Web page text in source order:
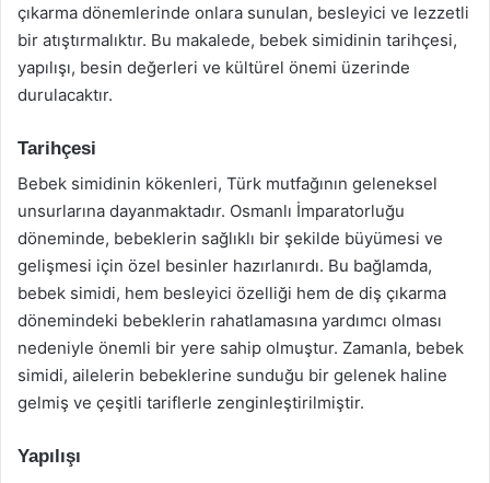
çıkarma dönemlerinde onlara sunulan, besleyici ve lezzetli
bir atıştırmalıktır. Bu makalede, bebek simidinin tarihçesi,
yapılışı, besin değerleri ve kültürel önemi üzerinde
durulacaktır.
Tarihçesi
Bebek simidinin kökenleri, Türk mutfağının geleneksel
unsurlarına dayanmaktadır. Osmanlı İmparatorluğu
döneminde, bebeklerin sağlıklı bir şekilde büyümesi ve
gelişmesi için özel besinler hazırlanırdı. Bu bağlamda,
bebek simidi, hem besleyici özelliği hem de diş çıkarma
dönemindeki bebeklerin rahatlamasına yardımcı olması
nedeniyle önemli bir yere sahip olmuştur. Zamanla, bebek
simidi, ailelerin bebeklerine sunduğu bir gelenek haline
gelmiş ve çeşitli tariflerle zenginleştirilmiştir.
Yapılışı